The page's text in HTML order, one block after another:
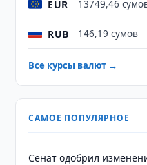
EUR 13749,46
RUB 146,19 сумов
Все курсы валют →
САМОЕ ПОПУЛЯРНОЕ
Сенат одобрил